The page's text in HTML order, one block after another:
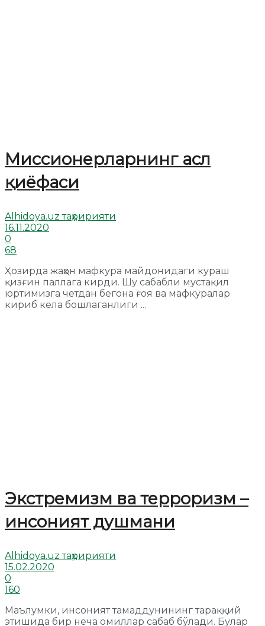
Миссионерларнинг асл
қиёфаси
Alhidoya.uz таҳририяти
16.11.2020
0
68
Ҳозирда жаҳон мафкура майдонидаги кураш
қизғин паллага кирди. Шу сабабли мустақил
юртимизга четдан бегона ғоя ва мафкуралар
кириб кела бошлаганлиги ...
Экстремизм ва терроризм –
инсоният душмани
Alhidoya.uz таҳририяти
15.02.2020
0
160
Маълумки, инсоният тамаддунининг тараққий
этишида бир неча омиллар сабаб бўлади. Булар